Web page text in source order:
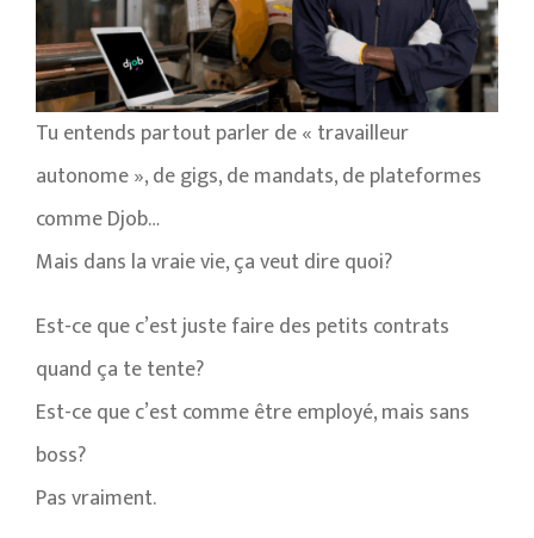
Tu entends partout parler de « travailleur
autonome », de gigs, de mandats, de plateformes
comme Djob…
Mais dans la vraie vie, ça veut dire quoi?
Est-ce que c’est juste faire des petits contrats
quand ça te tente?
Est-ce que c’est comme être employé, mais sans
boss?
Pas vraiment.